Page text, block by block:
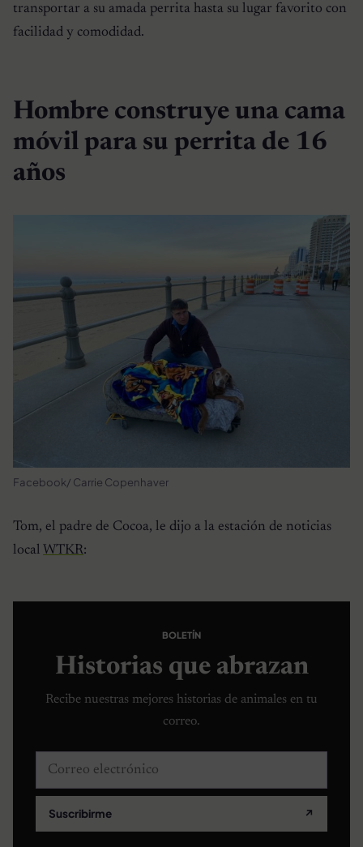
transportar a su amada perrita hasta su lugar favorito con
facilidad y comodidad.
Hombre construye una cama
móvil para su perrita de 16
años
Facebook/ Carrie Copenhaver
Tom, el padre de Cocoa, le dijo a la estación de noticias
local WTKR:
BOLETÍN
Historias que abrazan
Recibe nuestras mejores historias de animales en tu
correo.
Correo electrónico
Suscribirme ↗